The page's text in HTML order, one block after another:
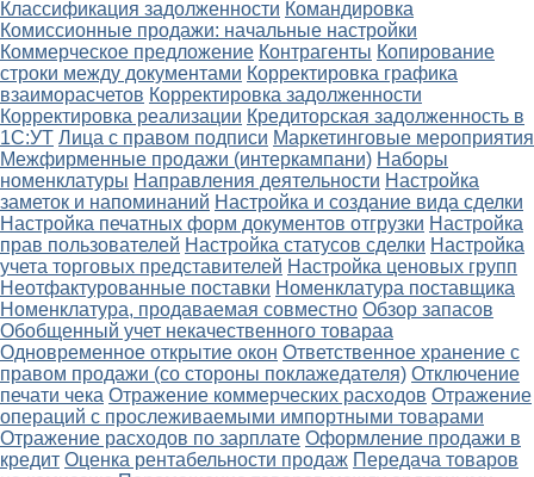
Классификация задолженности Командировка
Комиссионные продажи: начальные настройки
Коммерческое предложение Контрагенты Копирование
строки между документами Корректировка графика
взаиморасчетов Корректировка задолженности
Корректировка реализации Кредиторская задолженность в
1С:УТ Лица с правом подписи Маркетинговые мероприятия
Межфирменные продажи (интеркампани) Наборы
номенклатуры Направления деятельности Настройка
заметок и напоминаний Настройка и создание вида сделки
Настройка печатных форм документов отгрузки Настройка
прав пользователей Настройка статусов сделки Настройка
учета торговых представителей Настройка ценовых групп
Неотфактурованные поставки Номенклатура поставщика
Номенклатура, продаваемая совместно Обзор запасов
Обобщенный учет некачественного товараа
Одновременное открытие окон Ответственное хранение с
правом продажи (со стороны поклажедателя) Отключение
печати чека Отражение коммерческих расходов Отражение
операций с прослеживаемыми импортными товарами
Отражение расходов по зарплате Оформление продажи в
кредит Оценка рентабельности продаж Передача товаров